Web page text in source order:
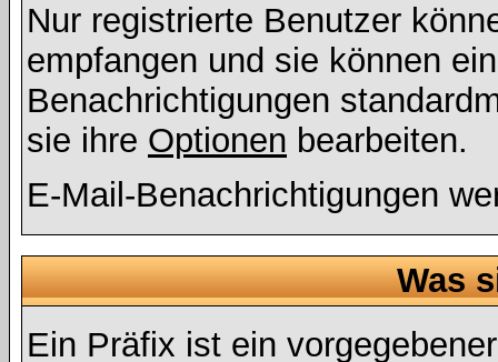
Nur registrierte Benutzer
empfangen und sie können
Benachrichtigungen
sie ihre Optionen bearbeiten.
E-Mail-Benachrichtigungen
Was
Ein Präfix ist ein